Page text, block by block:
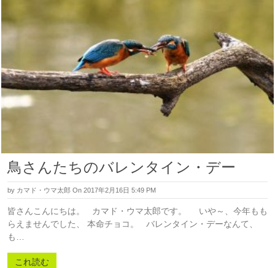
鳥さんたちのバレンタイン・デー
by カマド・ウマ太郎 On 2017年2月16日 5:49 PM
皆さんこんにちは。 カマド・ウマ太郎です。 いや～、今年もも
らえませんでした、 本命チョコ。 バレンタイン・デーなんて、
も…
これ読む